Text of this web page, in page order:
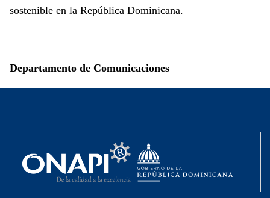
sostenible en la República Dominicana.
Departamento de Comunicaciones